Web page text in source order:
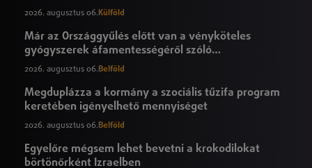
2026. augusztus 06. Külföld
Már az Országgyűlés előtt van a vényköteles
gyógyszerek áfamentességéről szóló
törvényjavaslat
2026. augusztus 06.Belföld
Megduplázza a kormány a szociális tűzifa program
keretében igényelhető mennyiséget
2026. augusztus 06.Belföld
Egyelőre mégsem lehet bevetni a krokodilokat
börtönőrként Izraelben